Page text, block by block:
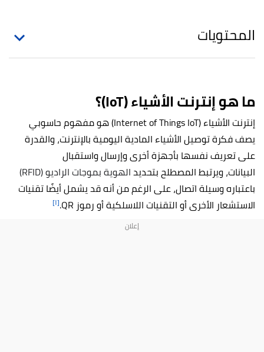
المحتويات
ما هو إنترنت الأشياء (IoT)؟
إنترنت الأشياء (Internet of Things IoT)
هو مفهوم حاسوبي
يصف فكرة توصيل الأشياء المادية اليومية بالإنترنت، والقدرة
على تعريف نفسها بأجهزة أخرى وإرسال واستقبال
البيانات، ويرتبط المصطلح بتحديدالهوية بموجات الراديو (RFID)
باعتباره وسيلة اتصال، على الرغم من أنه قد يشمل أيضًا تقنيات
الاستشعار الأخرى أو التقنيات اللاسلكية أو رموز QR.
[١]